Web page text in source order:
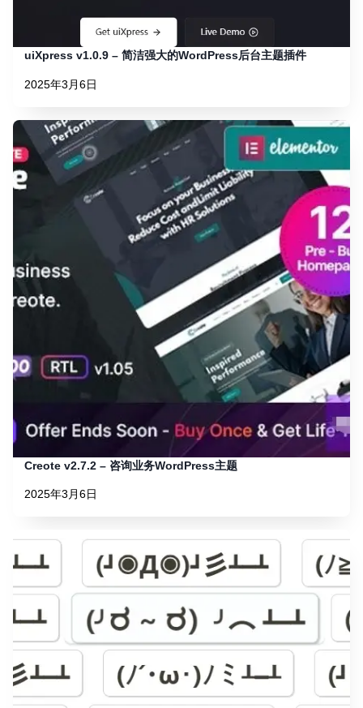
uiXpress v1.0.9 – 简洁强大的WordPress后台主题插件
2025年3月6日
Creote v2.7.2 – 咨询业务WordPress主题
2025年3月6日